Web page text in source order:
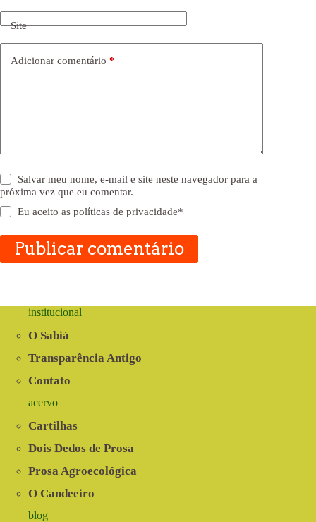
Site
Adicionar comentário *
Salvar meu nome, e-mail e site neste navegador para a
próxima vez que eu comentar.
Eu aceito aspolíticas de privacidade*
Publicar comentário
institucional
O Sabiá
Transparência Antigo
Contato
acervo
Cartilhas
Dois Dedos de Prosa
Prosa Agroecológica
O Candeeiro
blog